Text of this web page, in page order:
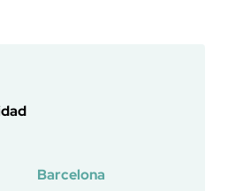
Barcelona